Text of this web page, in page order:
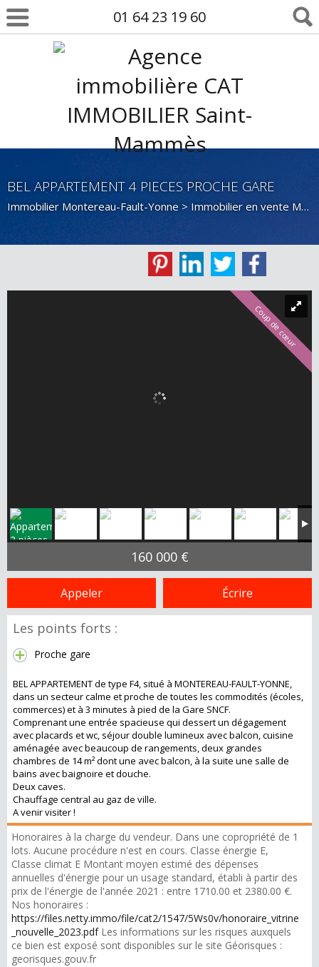
01 64 23 19 60
BEL APPARTEMENT 4 PIECES PROCHE GARE
Immobilier Montereau-Fault-Yonne > Immobilier en vente Montereau-Fault-Yonne
Coup de cœur
160 000 €
Appeler Écrire
Les points forts :
Proche gare
BEL APPARTEMENT de type F4, situé à MONTEREAU-FAULT-YONNE,
dans un secteur calme et proche de toutes les commodités (écoles,
commerces) et à 3 minutes à pied de la Gare SNCF.
Comprenant une entrée spacieuse qui dessert un dégagement
avec placards et wc, séjour double lumineux avec balcon, cuisine
aménagée avec beaucoup de rangements, deux grandes
chambres de 14 m² dont une avec balcon, à la suite une salle de
bains avec baignoire et douche.
Deux caves.
Chauffage central au gaz de ville.
A venir visiter !
Honoraires à la charge du vendeur. Dans une copropriété de 1
lots. Aucune procédure n'est en cours. Classe énergie E,
Classe climat E Montant moyen estimé des dépenses
annuelles d'énergie pour un usage standard, établi à partir des
prix de l'énergie de l'année 2021 : entre 1710.00 et 2380.00 €.
Nos honoraires :
https://files.netty.immo/file/cat2/1547/5Ws0v/honoraire_vitrine
_nouvelle_2023.pdfLes informations sur les risques auxquels
ce bien est exposé sont disponibles sur le site Géorisques :
georisques.gouv.fr